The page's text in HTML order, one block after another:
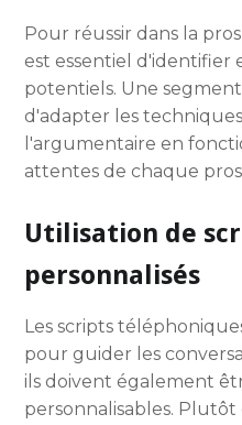
Pour réussir dans la
est essentiel d'identifier
potentiels. Une
d'adapter les
l'argumentaire en
attentes de chaque
Utilisation de
personnalisés
Les scripts
pour guider les
ils doivent également
personnalisables.